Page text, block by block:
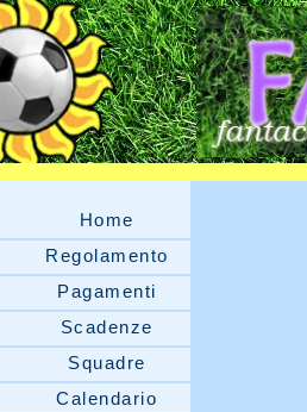
Home
Regolamento
Pagamenti
Scadenze
Squadre
Calendario